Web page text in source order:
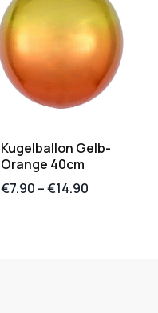
Kugelballon Gelb-
Orange 40cm
€7.90 –€14.90